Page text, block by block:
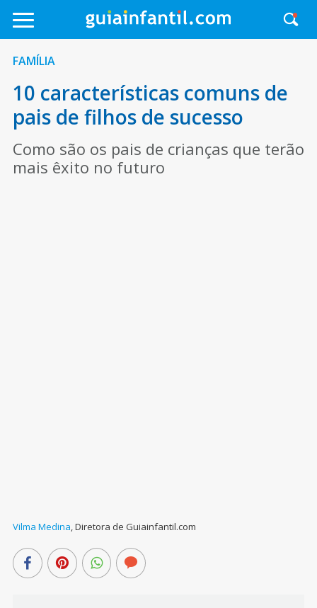
FAMÍLIA
10 características comuns de
pais de filhos de sucesso
Como são os pais de crianças que terão
mais êxito no futuro
Vilma Medina,Diretora de Guiainfantil.com